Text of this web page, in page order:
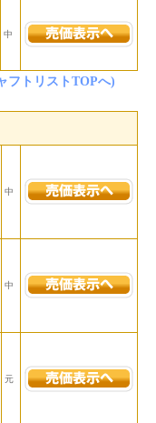
中
フトリストTOPへ)
中
中
元